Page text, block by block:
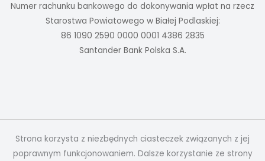
Numer rachunku bankowego do dokonywania wpłat na rzecz
Starostwa Powiatowego w Białej Podlaskiej:
86 1090 2590 0000 0001 4386 2835
Santander Bank Polska S.A.
Strona korzysta z niezbędnych ciasteczek związanych z jej
poprawnym funkcjonowaniem. Dalsze korzystanie ze strony